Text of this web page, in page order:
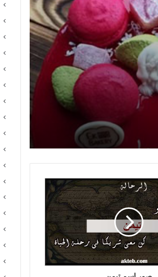
اسم يحيى على تورتة عيد ميلاد سعيد
اسم يحيى على القمر
اسم يحيى صور لاسم يحيى صور